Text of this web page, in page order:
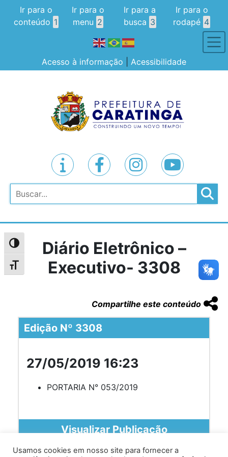
Alternar alto contraste
Alternar tamanho da fonte
Ir para o
conteúdo 1
Ir para o
menu 2
Ir para a
busca 3
Ir para o
rodapé 4
Acesso à informação Acessibilidade
Pesquisar
Diário Eletrônico –
Executivo- 3308
Compartilhe este conteúdo
Edição Nº 3308
27/05/2019 16:23
PORTARIA N° 053/2019
Visualizar Publicação
Usamos cookies em nosso site para fornecer a